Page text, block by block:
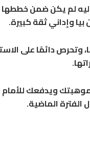
لم يكن ضمن
وإداني ثقة كبيرة.
دائمًا على
ويدفعك للأمام
الفترة الماضية.